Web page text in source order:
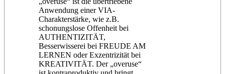
Anwendung einer VIA-
Charakterstärke, wie z.B.
schonungslose Offenheit bei
AUTHENTIZITÄT,
Besserwisserei bei FREUDE AM
LERNEN oder Exzentrizität bei
KREATIVITÄT. Der „overuse“